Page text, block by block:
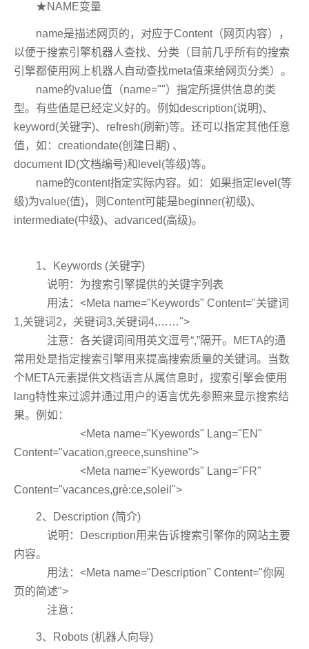
★NAME变量
name是描述网页的，对应于Content（网页内容），
以便于搜索引擎机器人查找、分类（目前几乎所有的搜索
引擎都使用网上机器人自动查找meta值来给网页分类）。
name的value值（name=""）指定所提供信息的类
型。有些值是已经定义好的。例如description(说明)、
keyword(关键字)、refresh(刷新)等。还可以指定其他任意
值，如：creationdate(创建日期) 、
document ID(文档编号)和level(等级)等。
name的content指定实际内容。如：如果指定level(等
级)为value(值)，则Content可能是beginner(初级)、
intermediate(中级)、advanced(高级)。
1、Keywords (关键字)
说明：为搜索引擎提供的关键字列表
用法：<Meta name="Keywords" Content="关键词
1,关键词2，关键词3,关键词4,……">
注意：各关键词间用英文逗号“,”隔开。META的通
常用处是指定搜索引擎用来提高搜索质量的关键词。当数
个META元素提供文档语言从属信息时，搜索引擎会使用
lang特性来过滤并通过用户的语言优先参照来显示搜索结
果。例如：
<Meta name="Kyewords" Lang="EN"
Content="vacation,greece,sunshine">
<Meta name="Kyewords" Lang="FR"
Content="vacances,grè:ce,soleil">
2、Description (简介)
说明：Description用来告诉搜索引擎你的网站主要
内容。
用法：<Meta name="Description" Content="你网
页的简述">
注意：
3、Robots (机器人向导)